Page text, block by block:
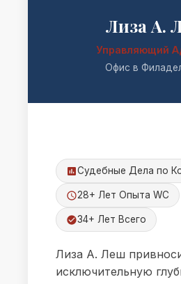
Лиза А.
Управляющий
Офис в
Судебные Дела по
28+ Лет Опыта WC
34+ Лет Всего
Лиза А. Леш
исключительную